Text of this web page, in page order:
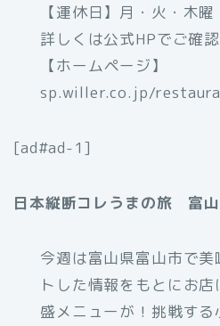
【運休日】月・火・木
詳しくは公式HPでご確
【ホームページ】
sp.willer.co.jp/
[ad#ad-1]
日本縦断コレうまの旅 富
今週は富山県富山市で
トした情報をもとにお
盛メニューが！挑戦す